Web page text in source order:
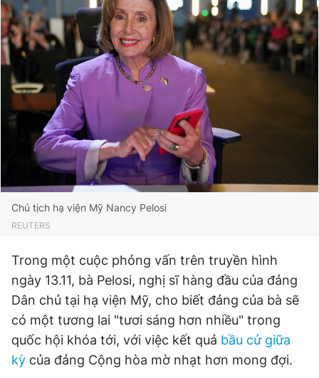
Đọc Thanh Niên trên điện thoại
Theo dõi báo trên
0908 780 404
Đặt báo Quảng cáo RSS Tòa soạn Chính sách bảo
Tổng biên tập: Nguyễn Ngọc Toàn
Phó tổng biên tập thường trực: Hải Thành
Phó tổng biên tập: Lâm Hiếu Dũng
Phó tổng biên tập: Trần Việt Hưng
Tổng thư ký tòa soạn: Đức Trung
Chủ tịch hạ viện Mỹ Nancy Pelosi
REUTERS
Trong một cuộc phỏng vấn trên truyền hình
ngày 13.11, bà Pelosi, nghị sĩ hàng đầu của đảng
Dân chủ tại hạ viện Mỹ, cho biết đảng của bà sẽ
có một tương lai "tươi sáng hơn nhiều" trong
quốc hội khóa tới, với việc kết quả bầu cử giữa
kỳ của đảng Cộng hòa mờ nhạt hơn mong đợi.